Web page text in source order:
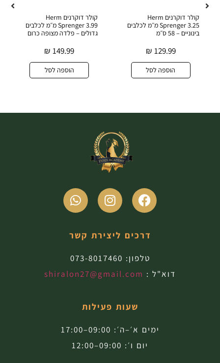
קולר דוקרנים Herm
Sprenger 3.25 מ״מ לכלבים
בינוניים – 58 ס״מ
129.99
₪
הוספה לסל
קולר דוקרנים Herm
Sprenger 3.99 מ״מ לכלבים
גדולים – פלדה מצופה כרום
149.99
₪
הוספה לסל
דרכים ליצירת קשר
טלפון: 073-8017460
דוא"ל : shiralon27@gmail.com
שעות פעילות
ימים א׳–ה׳: 09:00–17:00
יום ו׳: 09:00–12:00